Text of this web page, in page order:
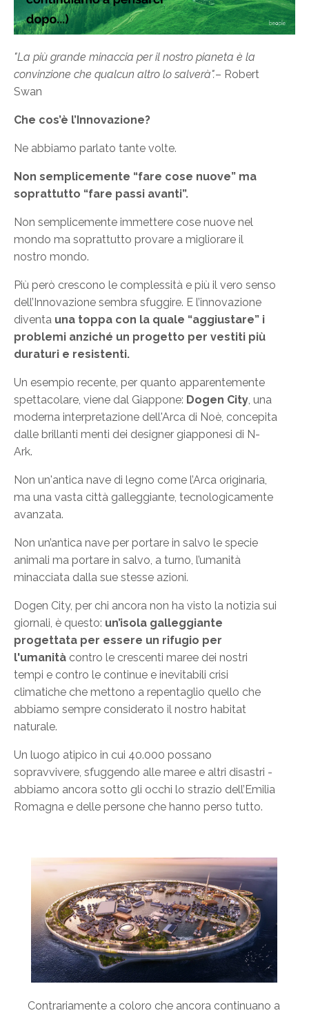
"La più grande minaccia per il nostro pianeta è la
convinzione che qualcun altro lo salverà".– Robert
Swan
Che cos’è l’Innovazione?
Ne abbiamo parlato tante volte.
Non semplicemente “fare cose nuove” ma
soprattutto “fare passi avanti”.
Non semplicemente immettere cose nuove nel
mondo ma soprattutto provare a migliorare il
nostro mondo.
Più però crescono le complessità e più il vero senso
dell’Innovazione sembra sfuggire. E l’innovazione
diventa una toppa con la quale “aggiustare” i
problemi anziché un progetto per vestiti più
duraturi e resistenti.
Un esempio recente, per quanto apparentemente
spettacolare, viene dal Giappone: Dogen City , una
moderna interpretazione dell'Arca di Noè, concepita
dalle brillanti menti dei designer giapponesi di N-
Ark.
Non un'antica nave di legno come l’Arca originaria,
ma una vasta città galleggiante, tecnologicamente
avanzata.
Non un’antica nave per portare in salvo le specie
animali ma portare in salvo, a turno, l’umanità
minacciata dalla sue stesse azioni.
Dogen City, per chi ancora non ha visto la notizia sui
giornali, è questo: un’isola galleggiante
progettata per essere un rifugio per
l'umanità contro le crescenti maree dei nostri
tempi e contro le continue e inevitabili crisi
climatiche che mettono a repentaglio quello che
abbiamo sempre considerato il nostro habitat
naturale.
Un luogo atipico in cui 40.000 possano
sopravvivere, sfuggendo alle maree e altri disastri -
abbiamo ancora sotto gli occhi lo strazio dell’Emilia
Romagna e delle persone che hanno perso tutto.
Contrariamente a coloro che ancora continuano a